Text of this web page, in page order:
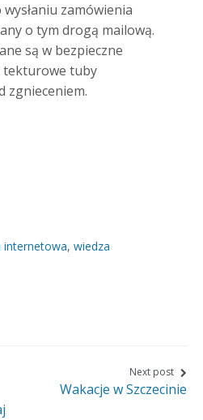
zamówienia
o tym drogą mailową.
są w bezpieczne
tuby
zgnieceniem.
internetowa, wiedza
Next post
Wakacje w Szczecinie